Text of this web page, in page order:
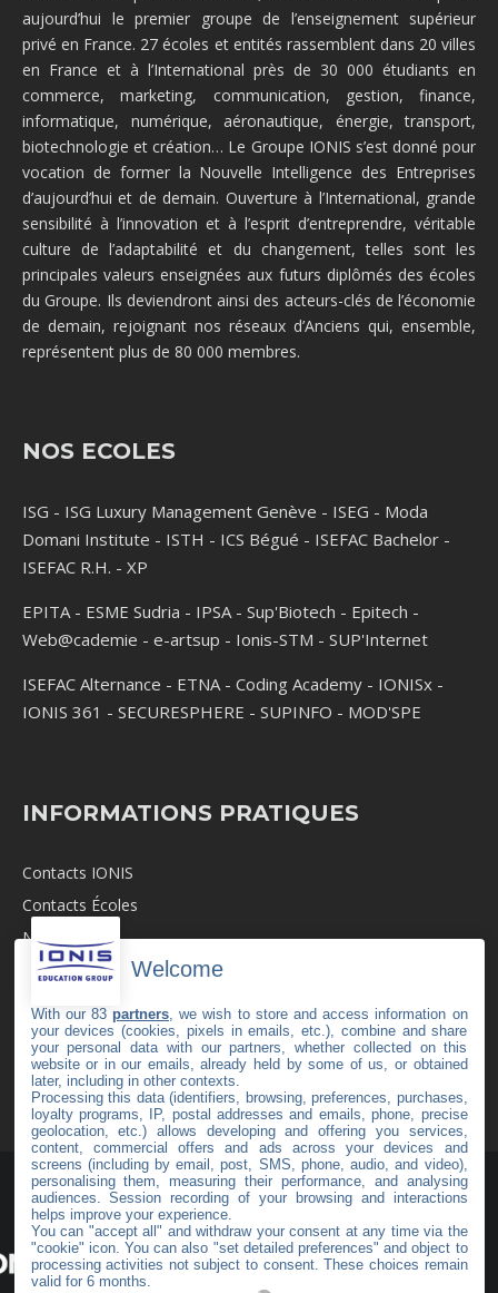
aujourd’hui le premier groupe de l’enseignement supérieur
privé en France. 27 écoles et entités rassemblent dans 20 villes
en France et à l’International près de 30 000 étudiants en
commerce, marketing, communication, gestion, finance,
informatique, numérique, aéronautique, énergie, transport,
biotechnologie et création… Le Groupe IONIS s’est donné pour
vocation de former la Nouvelle Intelligence des Entreprises
d’aujourd’hui et de demain. Ouverture à l’International, grande
sensibilité à l’innovation et à l’esprit d’entreprendre, véritable
culture de l’adaptabilité et du changement, telles sont les
principales valeurs enseignées aux futurs diplômés des écoles
du Groupe. Ils deviendront ainsi des acteurs-clés de l’économie
de demain, rejoignant nos réseaux d’Anciens qui, ensemble,
représentent plus de 80 000 membres.
NOS ECOLES
ISG - ISG Luxury Management Genève - ISEG - Moda
Domani Institute - ISTH - ICS Bégué - ISEFAC Bachelor -
ISEFAC R.H. - XP
EPITA- ESME Sudria - IPSA- Sup'Biotech - Epitech -
Web@cademie - e-artsup - Ionis-STM - SUP'Internet
ISEFAC Alternance - ETNA- Coding Academy - IONISx -
IONIS 361 - SECURESPHERE - SUPINFO - MOD'SPE
INFORMATIONS PRATIQUES
Contacts IONIS
Contacts Écoles
Newsroom
Revue de Presse
Mentions légales
C.G.V
Politique de cookies
#53
Welcome
With our 83 partners , we wish to store and access information on
your devices (cookies, pixels in emails, etc.), combine and share
your personal data with our partners, whether collected on this
website or in our emails, already held by some of us, or obtained
later, including in other contexts.
Processing this data (identifiers, browsing, preferences, purchases,
loyalty programs, IP, postal addresses and emails, phone, precise
geolocation, etc.) allows developing and offering you services,
content, commercial offers and ads across your devices and
screens (including by email, post, SMS, phone, audio, and video),
personalising them, measuring their performance, and analysing
audiences. Session recording of your browsing and interactions
helps improve your experience.
You can "accept all" and withdraw your consent at any time via the
"cookie" icon. You can also "set detailed preferences" and object to
processing activities not subject to consent. These choices remain
valid for 6 months.